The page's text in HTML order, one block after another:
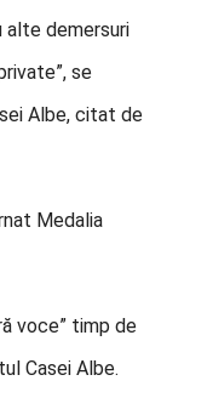
alte demersuri
se
Albe, citat de
Medalia
voce” timp de
Casei Albe.